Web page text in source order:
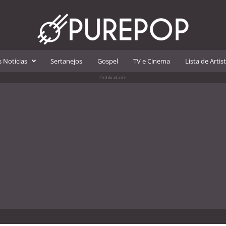
Notícias Sertanejos Gospel TV e Cinema Lista de
Publicidade